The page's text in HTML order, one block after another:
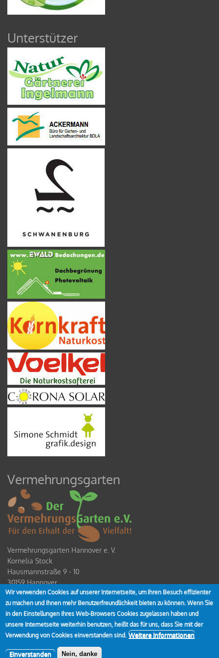
Unterstützer
Vermehrungsgarten
Vermehrungsgarten Hannover e. V.
Kornelia Stock
Hausmannstraße 9 - 10
30159 Hannover
Spendenkonto
IBAN DE80 2519 0001 0928 4354 00
Wir verwenden Cookies auf unserer Internetseite, um Ihren Besuch effizienter
zu machen und Ihnen mehr Benutzerfreundlichkeit bieten zu können. Wenn Sie
in den Einstellungen Ihres Web-Browsers Cookies zugelassen haben und
unsere Internetseite weiterhin benutzen, heißt das für uns, dass Sie mit der
Verwendung von Cookies einverstanden sind. Weitere Informationen
Einverstanden Nein, danke